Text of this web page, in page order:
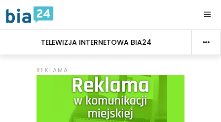
TELEWIZJA INTERNETOWA BIA24